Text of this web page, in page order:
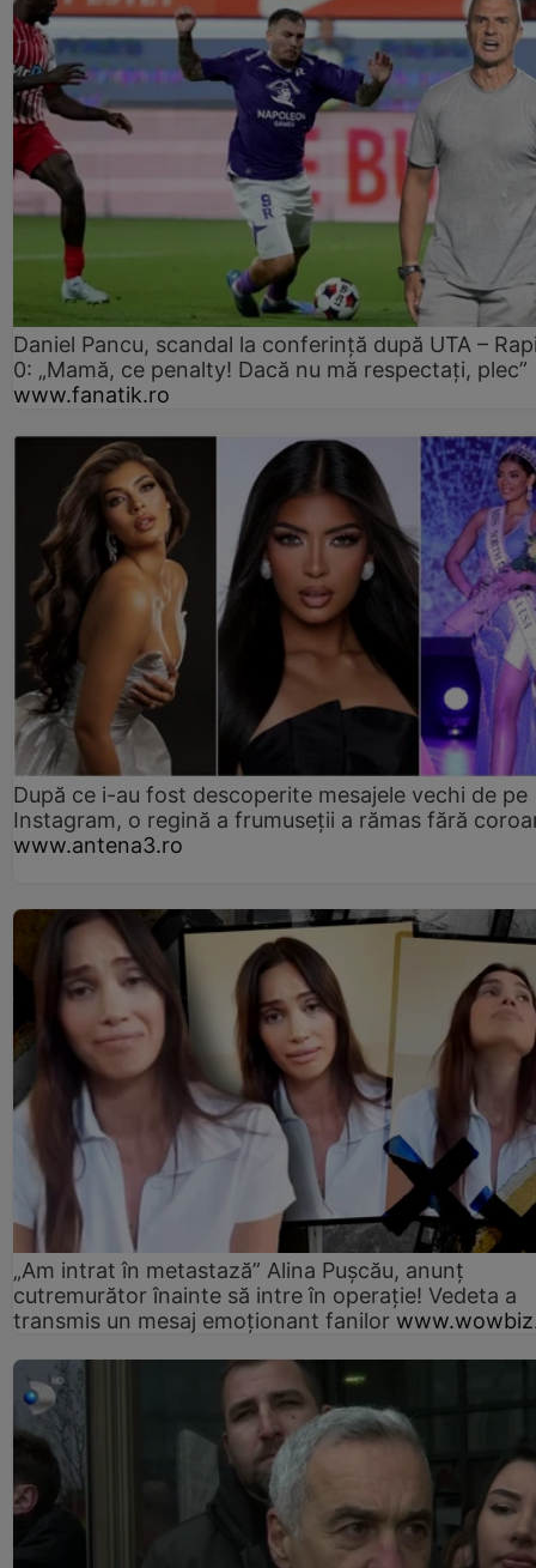
Daniel Pancu, scandal la conferință după UTA –
0: „Mamă, ce penalty! Dacă nu mă respectați, plec”
www.fanatik.ro
După ce i-au fost descoperite mesajele vechi de pe
Instagram, o regină a frumuseții a rămas fără
www.antena3.ro
„Am intrat în metastază” Alina Pușcău, anunț
cutremurător înainte să intre în operație! Vedeta a
transmis un mesaj emoționant fanilor